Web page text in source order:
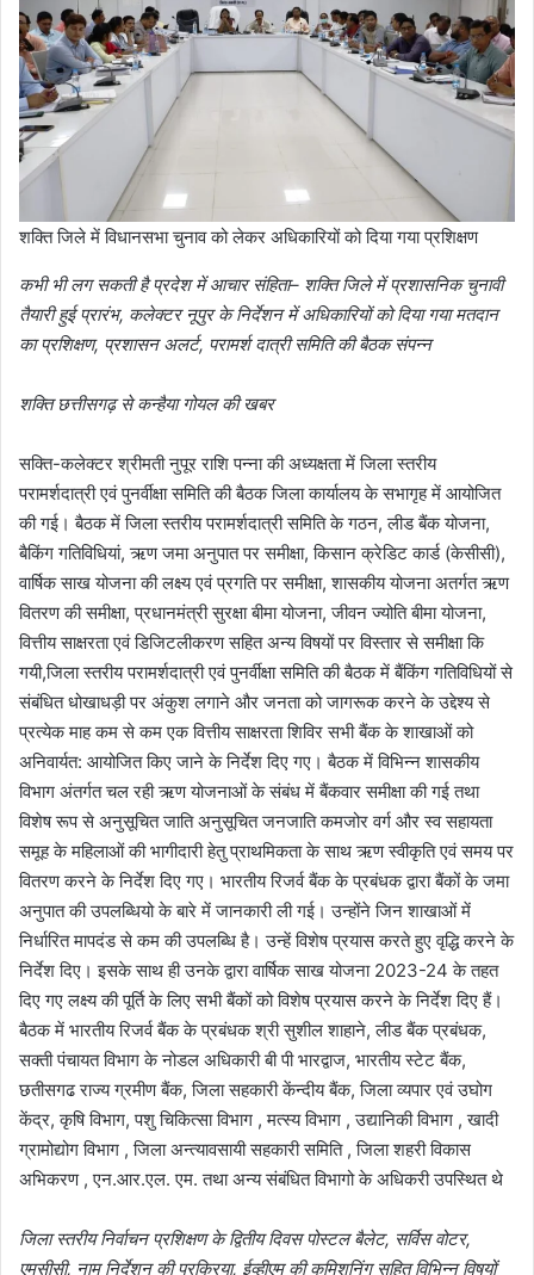
शक्ति जिले में विधानसभा चुनाव को लेकर अधिकारियों को दिया गया प्रशिक्षण
कभी भी लग सकती है प्रदेश में आचार संहिता– शक्ति जिले में प्रशासनिक चुनावी
तैयारी हुई प्रारंभ, कलेक्टर नूपुर के निर्देशन में अधिकारियों को दिया गया मतदान
का प्रशिक्षण, प्रशासन अलर्ट, परामर्श दात्री समिति की बैठक संपन्न
शक्ति छत्तीसगढ़ से कन्हैया गोयल की खबर
सक्ति-कलेक्टर श्रीमती नुपूर राशि पन्ना की अध्यक्षता में जिला स्तरीय
परामर्शदात्री एवं पुनर्वीक्षा समिति की बैठक जिला कार्यालय के सभागृह में आयोजित
की गई। बैठक में जिला स्तरीय परामर्शदात्री समिति के गठन, लीड बैंक योजना,
बैकिंग गतिविधियां, ऋण जमा अनुपात पर समीक्षा, किसान क्रेडिट कार्ड (केसीसी),
वार्षिक साख योजना की लक्ष्य एवं प्रगति पर समीक्षा, शासकीय योजना अतर्गत ऋण
वितरण की समीक्षा, प्रधानमंत्री सुरक्षा बीमा योजना, जीवन ज्योति बीमा योजना,
वित्तीय साक्षरता एवं डिजिटलीकरण सहित अन्य विषयों पर विस्तार से समीक्षा कि
गयी,जिला स्तरीय परामर्शदात्री एवं पुनर्वीक्षा समिति की बैठक में बैंकिंग गतिविधियों से
संबंधित धोखाधड़ी पर अंकुश लगाने और जनता को जागरूक करने के उद्देश्य से
प्रत्येक माह कम से कम एक वित्तीय साक्षरता शिविर सभी बैंक के शाखाओं को
अनिवार्यत: आयोजित किए जाने के निर्देश दिए गए। बैठक में विभिन्न शासकीय
विभाग अंतर्गत चल रही ऋण योजनाओं के संबंध में बैंकवार समीक्षा की गई तथा
विशेष रूप से अनुसूचित जाति अनुसूचित जनजाति कमजोर वर्ग और स्व सहायता
समूह के महिलाओं की भागीदारी हेतु प्राथमिकता के साथ ऋण स्वीकृति एवं समय पर
वितरण करने के निर्देश दिए गए। भारतीय रिजर्व बैंक के प्रबंधक द्वारा बैंकों के जमा
अनुपात की उपलब्धियो के बारे में जानकारी ली गई। उन्होंने जिन शाखाओं में
निर्धारित मापदंड से कम की उपलब्धि है। उन्हें विशेष प्रयास करते हुए वृद्धि करने के
निर्देश दिए। इसके साथ ही उनके द्वारा वार्षिक साख योजना 2023-24 के तहत
दिए गए लक्ष्य की पूर्ति के लिए सभी बैंकों को विशेष प्रयास करने के निर्देश दिए हैं।
बैठक में भारतीय रिजर्व बैंक के प्रबंधक श्री सुशील शाहाने, लीड बैंक प्रबंधक,
सक्ती पंचायत विभाग के नोडल अधिकारी बी पी भारद्वाज, भारतीय स्टेट बैंक,
छतीसगढ राज्य ग्रमीण बैंक, जिला सहकारी केंन्दीय बैंक, जिला व्यपार एवं उघोग
केंद्र, कृषि विभाग, पशु चिकित्सा विभाग , मत्स्य विभाग , उद्यानिकी विभाग , खादी
ग्रामोद्योग विभाग , जिला अन्त्यावसायी सहकारी समिति , जिला शहरी विकास
अभिकरण , एन.आर.एल. एम. तथा अन्य संबंधित विभागो के अधिकरी उपस्थित थे
जिला स्तरीय निर्वाचन प्रशिक्षण के द्वितीय दिवस पोस्टल बैलेट, सर्विस वोटर,
एमसीसी, नाम निर्देशन की प्रक्रिया, ईव्हीएम की कमिशनिंग सहित विभिन्न विषयों